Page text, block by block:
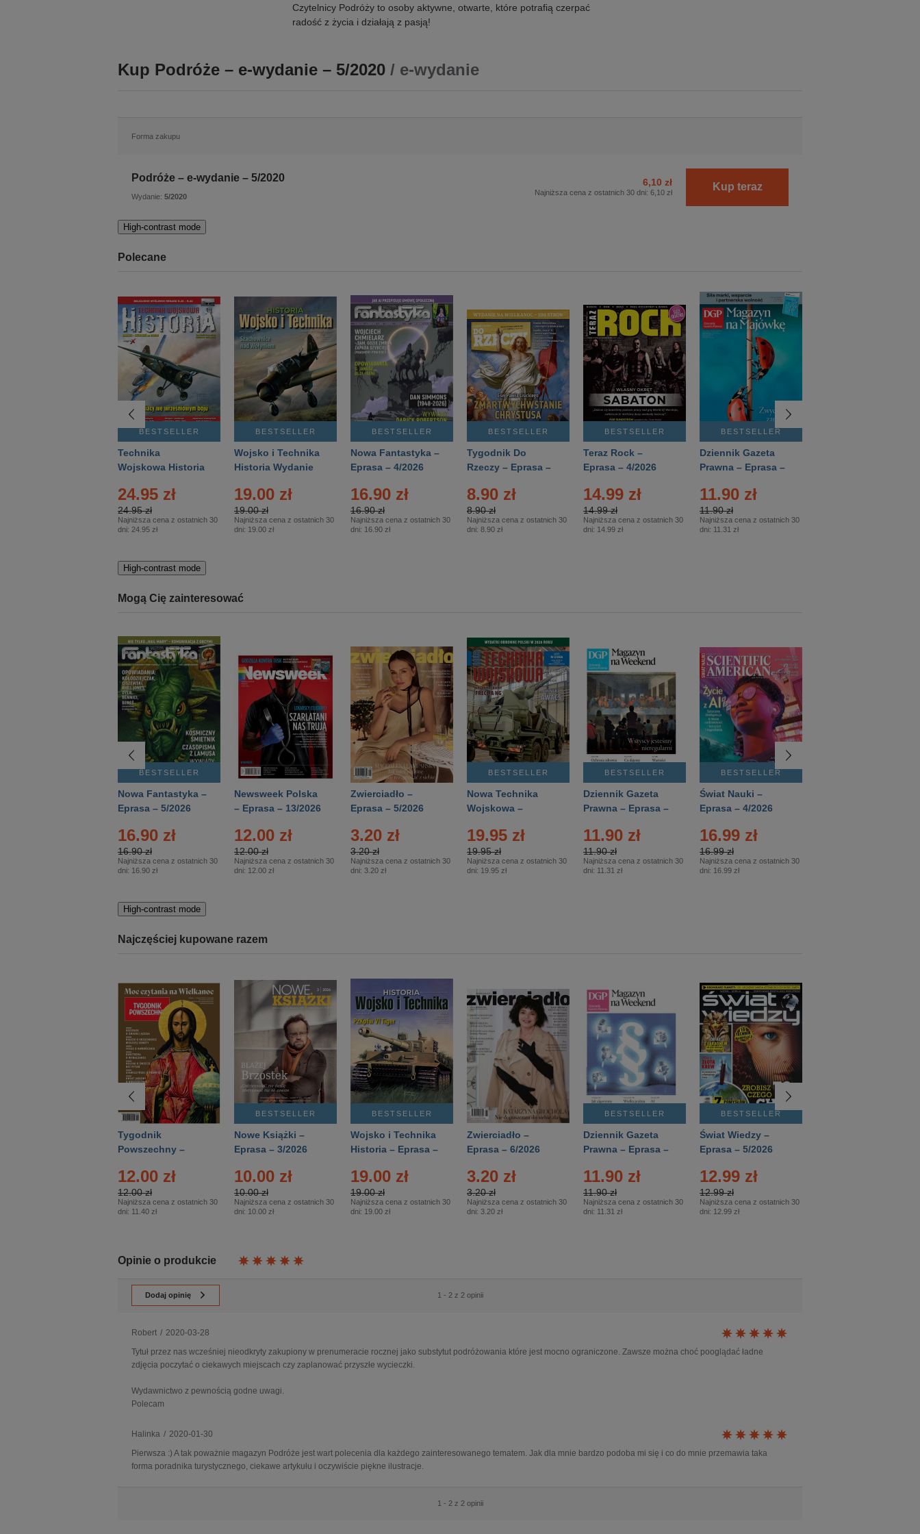
Czytelnicy Podróży to osoby aktywne, otwarte, które potrafią czerpać
radość z życia i działają z pasją!
Kup Podróże – e-wydanie – 5/2020 / e-wydanie
Forma zakupu
Podróże – e-wydanie – 5/2020
Wydanie: 5/2020
6,10 zł
Najniższa cena z ostatnich 30 dni: 6,10 zł Kup teraz
High-contrast mode
Polecane
BESTSELLER
Technika
Wojskowa Historia
24.95 zł
24.95 zł
Najniższa cena z ostatnich 30
dni: 24.95 zł
BESTSELLER
Wojsko i Technika
Historia Wydanie
– 2/2026
19.00 zł
19.00 zł
Najniższa cena z ostatnich 30
dni: 19.00 zł
BESTSELLER
Nowa Fantastyka –
Eprasa – 4/2026
16.90 zł
16.90 zł
Najniższa cena z ostatnich 30
dni: 16.90 zł
BESTSELLER
Tygodnik Do
Rzeczy – Eprasa –
8.90 zł
8.90 zł
Najniższa cena z ostatnich 30
dni: 8.90 zł
BESTSELLER
Teraz Rock –
Eprasa – 4/2026
14.99 zł
14.99 zł
Najniższa cena z ostatnich 30
dni: 14.99 zł
BESTSELLER
Dziennik Gazeta
Prawna – Eprasa –
11.90 zł
11.90 zł
Najniższa cena z ostatnich 30
dni: 11.31 zł
High-contrast mode
Mogą Cię zainteresować
BESTSELLER
Nowa Fantastyka –
Eprasa – 5/2026
16.90 zł
16.90 zł
Najniższa cena z ostatnich 30
dni: 16.90 zł
Newsweek Polska
– Eprasa – 13/2026
12.00 zł
12.00 zł
Najniższa cena z ostatnich 30
dni: 12.00 zł
Zwierciadło –
Eprasa – 5/2026
3.20 zł
3.20 zł
Najniższa cena z ostatnich 30
dni: 3.20 zł
BESTSELLER
Nowa Technika
Wojskowa –
19.95 zł
19.95 zł
Najniższa cena z ostatnich 30
dni: 19.95 zł
BESTSELLER
Dziennik Gazeta
Prawna – Eprasa –
11.90 zł
11.90 zł
Najniższa cena z ostatnich 30
dni: 11.31 zł
BESTSELLER
Świat Nauki –
Eprasa – 4/2026
16.99 zł
16.99 zł
Najniższa cena z ostatnich 30
dni: 16.99 zł
High-contrast mode
Najczęściej kupowane razem
Tygodnik
Powszechny –
12.00 zł
12.00 zł
Najniższa cena z ostatnich 30
dni: 11.40 zł
BESTSELLER
Nowe Książki –
Eprasa – 3/2026
10.00 zł
10.00 zł
Najniższa cena z ostatnich 30
dni: 10.00 zł
BESTSELLER
Wojsko i Technika
Historia – Eprasa –
19.00 zł
19.00 zł
Najniższa cena z ostatnich 30
dni: 19.00 zł
Zwierciadło –
Eprasa – 6/2026
3.20 zł
3.20 zł
Najniższa cena z ostatnich 30
dni: 3.20 zł
BESTSELLER
Dziennik Gazeta
Prawna – Eprasa –
11.90 zł
11.90 zł
Najniższa cena z ostatnich 30
dni: 11.31 zł
BESTSELLER
Świat Wiedzy –
Eprasa – 5/2026
12.99 zł
12.99 zł
Najniższa cena z ostatnich 30
dni: 12.99 zł
Opinie o produkcie
Dodaj opinię 1 - 2 z 2 opinii
Robert / 2020-03-28
Tytuł przez nas wcześniej nieodkryty zakupiony w prenumeracie rocznej jako substytut podróżowania które jest mocno ograniczone. Zawsze można choć pooglądać ładne
zdjęcia poczytać o ciekawych miejscach czy zaplanować przyszłe wycieczki.
Wydawnictwo z pewnością godne uwagi.
Polecam
Halinka / 2020-01-30
Pierwsza :) A tak poważnie magazyn Podróże jest wart polecenia dla każdego zainteresowanego tematem. Jak dla mnie bardzo podoba mi się i co do mnie przemawia taka
forma poradnika turystycznego, ciekawe artykułu i oczywiście piękne ilustracje.
1 - 2 z 2 opinii